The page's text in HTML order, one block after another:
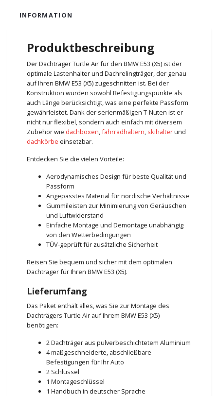
INFORMATION
Produktbeschreibung
Der Dachträger Turtle Air für den BMW E53 (X5) ist der
optimale Lastenhalter und Dachrelingträger, der genau
auf Ihren BMW E53 (X5) zugeschnitten ist. Bei der
Konstruktion wurden sowohl Befestigungspunkte als
auch Länge berücksichtigt, was eine perfekte Passform
gewährleistet. Dank der serienmäßigen T-Nuten ist er
nicht nur flexibel, sondern auch einfach mit diversem
Zubehör wie dachboxen,fahrradhaltern, skihalterund
dachkörbe einsetzbar.
Entdecken Sie die vielen Vorteile:
Aerodynamisches Design für beste Qualität und
Passform
Angepasstes Material für nordische Verhältnisse
Gummileisten zur Minimierung von Geräuschen
und Luftwiderstand
Einfache Montage und Demontage unabhängig
von den Wetterbedingungen
TÜV-geprüft für zusätzliche Sicherheit
Reisen Sie bequem und sicher mit dem optimalen
Dachträger für Ihren BMW E53 (X5).
Lieferumfang
Das Paket enthält alles, was Sie zur Montage des
Dachträgers Turtle Air auf Ihrem BMW E53 (X5)
benötigen:
2 Dachträger aus pulverbeschichtetem Aluminium
4 maßgeschneiderte, abschließbare
Befestigungen für Ihr Auto
2 Schlüssel
1 Montageschlüssel
1 Handbuch in deutscher Sprache